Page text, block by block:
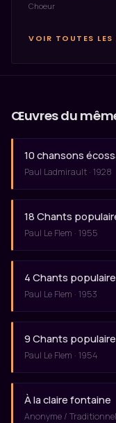
Choeur
VOIR TOUTES
Œuvres du
10 chansons
Paul Ladmirault · 1928
18 Chants
Paul Le Flem · 1955
4 Chants
Paul Le Flem · 1953
9 Chants
Paul Le Flem · 1954
À la claire fontaine
Anonyme / Traditionnel